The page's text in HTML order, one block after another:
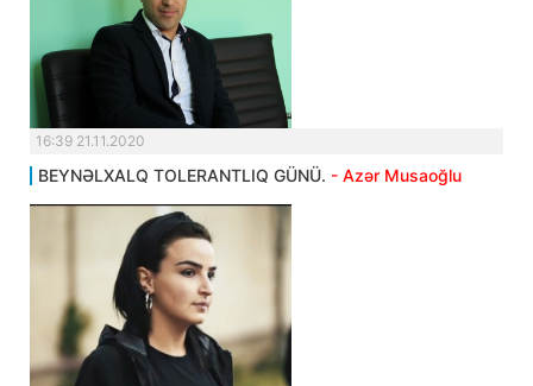
16:39 21.11.2020
BEYNƏLXALQ TOLERANTLIQ GÜNÜ. - Azər Musaoğlu